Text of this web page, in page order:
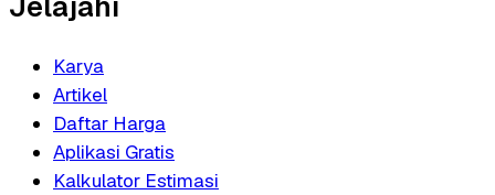
Karya
Artikel
Daftar Harga
Aplikasi Gratis
Kalkulator Estimasi